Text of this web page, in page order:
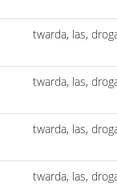
twarda, las,
twarda, las,
twarda, las,
twarda, las,